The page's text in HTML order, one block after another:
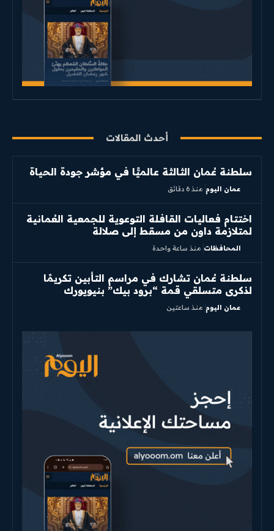
أحدث المقالات
سلطنة عُمان الثالثة عالميًّا في مؤشر جودة الحياة
عمان اليوم منذ 6 دقائق
اختتام فعاليات القافلة التوعوية للجمعية العُمانية
لمتلازمة داون من مسقط إلى صلالة
المحافظات منذ ساعة واحدة
سلطنة عُمان تشارك في مراسم التأبين تكريمًا
لذكرى متسلقي قمة “برود بيك” بنيويورك
عمان اليوم منذ ساعتين